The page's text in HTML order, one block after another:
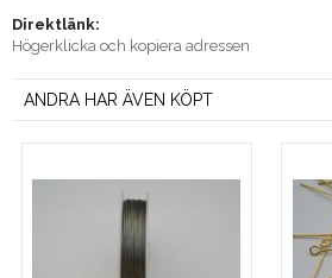
Direktlänk:
Högerklicka och kopiera adressen
ANDRA HAR ÄVEN KÖPT